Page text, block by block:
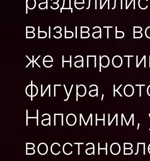
вызывать
же
фигура,
Напомним,